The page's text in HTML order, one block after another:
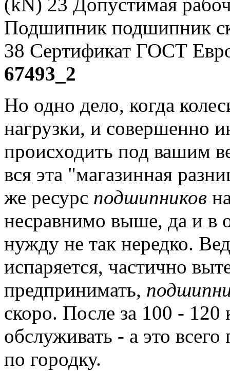
67493_2
Но одно дело, когда
нагрузки, и совершенно
происходить под вашим
вся эта "магазинная
же ресурс подшипников
несравнимо выше, да и
нужду не так нередко.
испаряется, частично
предпринимать,
скоро. После за 100 - 120
обслуживать - а это
по городку.